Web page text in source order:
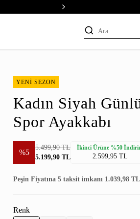
YENİ SEZON
Kadın Siyah
Spor Ayakkabı
%5
5.499,90 TL
5.199,90 TL
İkinci Ürüne %50
2.599,95 TL
Peşin Fiyatına 5 taksit imkanı 1.039,98 TL
Renk